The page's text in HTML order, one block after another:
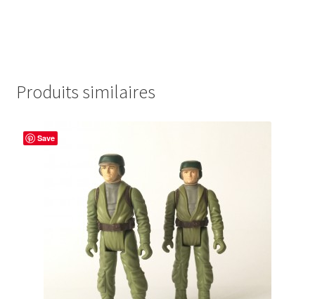
Produits similaires
Save